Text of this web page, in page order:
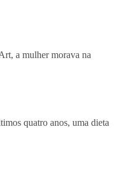
a mulher morava na